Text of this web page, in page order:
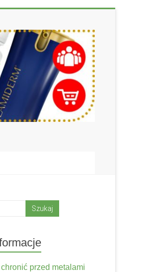
przed metalami